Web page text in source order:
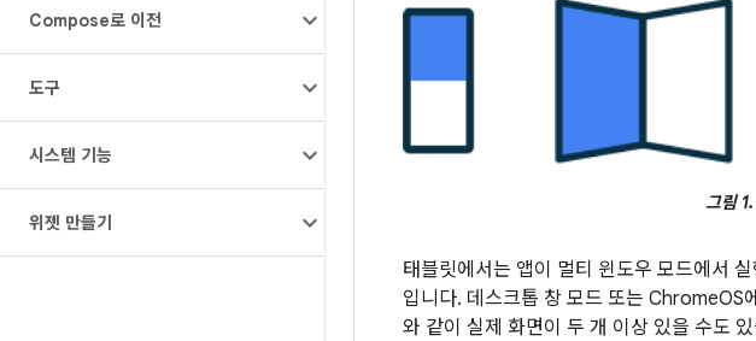
Compose로 이전
도구
시스템 기능
위젯 만들기
그림 1.
태블릿에서는 앱이 멀티 윈도우 모드에서
입니다. 데스크톱 창 모드 또는 ChromeOS
와 같이 실제 화면이 두 개 이상 있을 수도